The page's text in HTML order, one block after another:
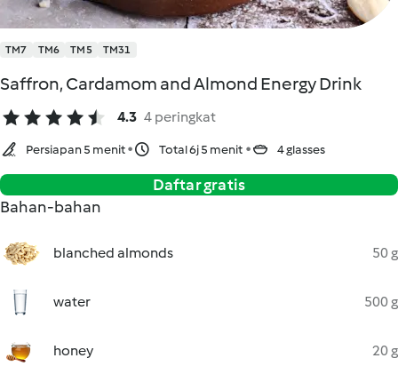
TM7 TM6 TM5 TM31
Saffron, Cardamom and Almond Energy Drink
4.3 4 peringkat
Persiapan 5 menit Total 6j 5 menit 4 glasses
Daftar gratis
Bahan-bahan
blanched almonds 50 g
water 500 g
honey 20 g